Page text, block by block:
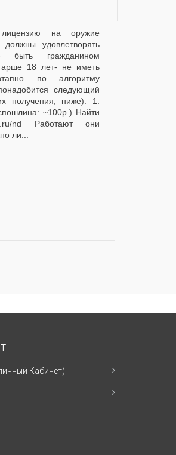
удовлетворять
быть гражданином
18 лет- не иметь
по алгоритму
следующий
получения, ниже): 1.
~100р.) Найти
nd Работают они
ли...
Кабинет)